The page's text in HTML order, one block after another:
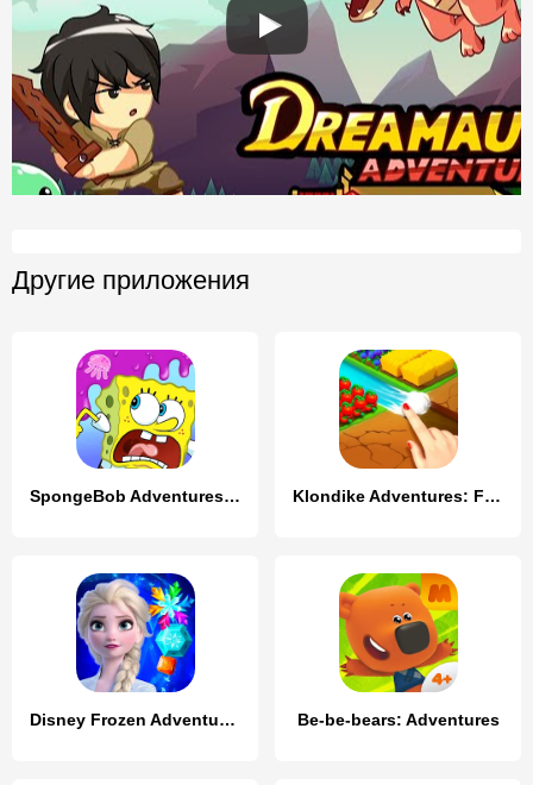
Другие приложения
SpongeBob Adventures: In A Jam Klondike Adventures: Farm Game
Disney Frozen Adventures Be-be-bears: Adventures